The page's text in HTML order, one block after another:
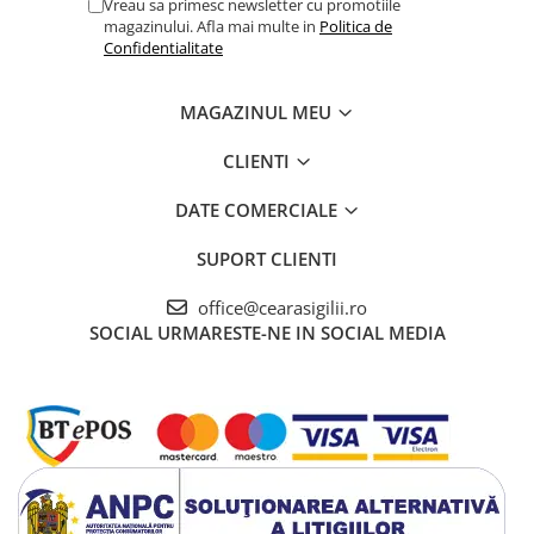
scrapbooking și alte activități creative.
creat, asigurându-vă că fiecare invitație sau felicitare este unică și
Vreau sa primesc newsletter cu promotiile
magazinului. Afla mai multe in Politica de
Confidentialitate
MAGAZINUL MEU
CLIENTI
DATE COMERCIALE
SUPORT CLIENTI
office@cearasigilii.ro
SOCIAL URMARESTE-NE IN SOCIAL MEDIA